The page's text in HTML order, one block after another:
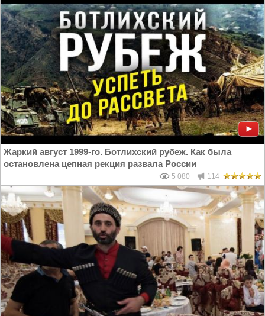
Жаркий август 1999-го. Ботлихский рубеж. Как была
остановлена цепная рекция развала России
5 080 114